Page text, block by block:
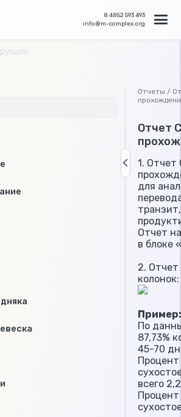
8 4852 593 493
info@m-complex.org
Отчеты /
Отчет
1. Отчет
для
Отчет
в блоке
2.
колонок:
По
87,73%
45-70
всего